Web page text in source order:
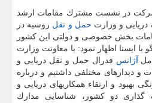
شركت در نشست مشترك مقامات ارشد
دریایی و وزارت حمل و نقل روسیه در
بخش خصوصی و دولتی این كشور
ایسنا اظهار نمود: با معاونت وزارت
آژانس فدرال حمل و نقل دریایی و
و دیدارهای مختلفی داشتیم و درباره
و ارتقاء همكاریهای دریایی و
گذاری دو كشور، شناسایی مدارك